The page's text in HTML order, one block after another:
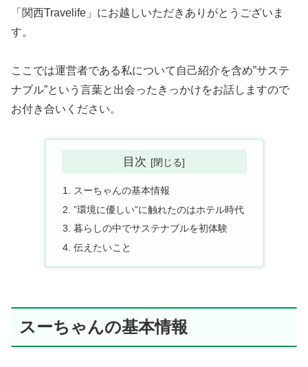
「関西Travelife」にお越しいただきありがとうございま
す。
ここでは運営者である私について自己紹介を含め”サステ
ナブル”という言葉と出会ったきっかけをお話しますので
お付き合いください。
目次
スーちゃんの基本情報
”環境に優しい”に触れたのはホテル時代
暮らしの中でサステナブルを初体験
伝えたいこと
スーちゃんの基本情報